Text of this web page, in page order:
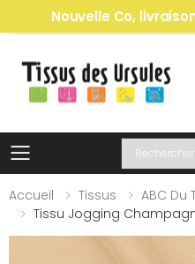
Nouvelle Co,
Toggle mobile
Recherche
Accueil
Tissus ABC Du
Tissu Jogging